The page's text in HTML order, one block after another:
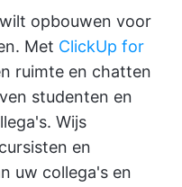
opbouwen voor
Met ClickUp for
ruimte en chatten
studenten en
Wijs
en
uw collega's en